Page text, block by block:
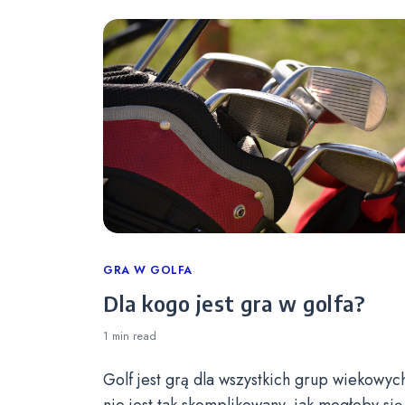
Categories
GRA W GOLFA
Dla kogo jest gra w golfa?
1 min read
Golf jest grą dla wszystkich grup